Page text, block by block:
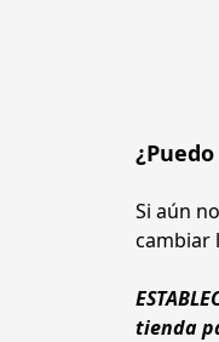
Si aún
cambiar
tienda